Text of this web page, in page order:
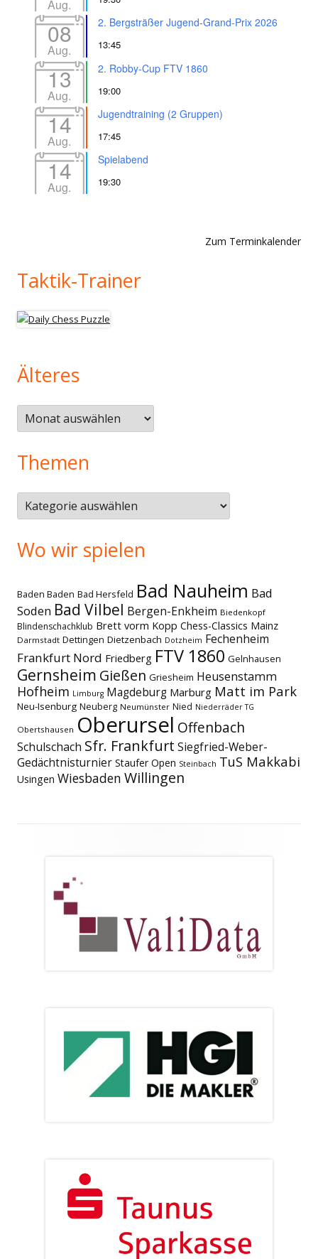
Aug.
08
Aug.
2. Bergsträßer Jugend-Grand-Prix 2026
13:45
13
Aug.
2. Robby-Cup FTV 1860
19:00
14
Aug.
Jugendtraining (2 Gruppen)
17:45
14
Aug.
Spielabend
19:30
Zum Terminkalender
Taktik-Trainer
Älteres
Älteres
Themen
Themen
Wo wir spielen
Baden Baden Bad Hersfeld Bad Nauheim Bad
Soden Bad Vilbel Bergen-Enkheim Biedenkopf
Blindenschachklub Brett vorm Kopp Chess-Classics Mainz
Darmstadt Dettingen Dietzenbach Dotzheim Fechenheim
Frankfurt Nord Friedberg FTV 1860 Gelnhausen
Gernsheim Gießen Griesheim Heusenstamm
Hofheim Limburg Magdeburg Marburg Matt im Park
Neu-Isenburg Neuberg Neumünster Nied Niederräder TG
Obertshausen Oberursel Offenbach
Schulschach Sfr. Frankfurt Siegfried-Weber-
Gedächtnisturnier Staufer Open Steinbach TuS Makkabi
Usingen Wiesbaden Willingen